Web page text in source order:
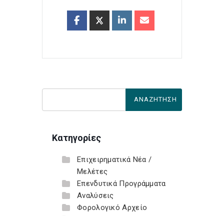
Κατηγορίες
Επιχειρηματικά Νέα /
Μελέτες
Επενδυτικά Προγράμματα
Αναλύσεις
Φορολογικό Αρχείο